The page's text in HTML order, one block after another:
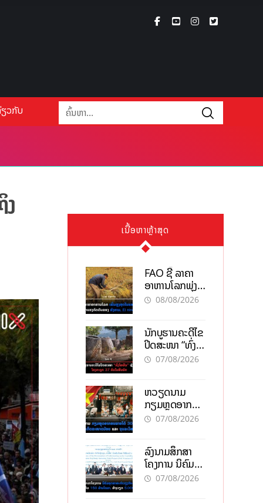
ວກັບ
ງ
ເນື້ອຫາຫຼ້າສຸດ
FAO ຊີ້ ລາຄາ
ອາຫານໂລກພຸ່ງ
ສູງສຸດໃນຮອບ 3
ສົງຄາມ, El
nino
08/08/2026
ນັກບູຮານຄະດີໄຂ
ປິດສະໜາ “ທົ່ງ
ໄຫຫີນ” ຫຼັງພົບ
07/08/2026
ຫວຽດນາມ
ກຽມຫຼຸດອາກອນ
ລາຍໄດ້ 30%
ແລະ ຈຸນລະ
ວິສາຫະກິດ
07/08/2026
ລົງນາມສຶກສາ
ໂຄງການ ນິຄົມ
ອຸດສາຫະກຳ
07/08/2026